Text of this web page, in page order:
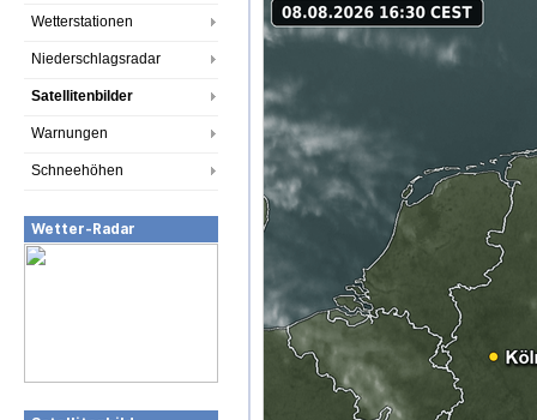
Wetterstationen
Niederschlagsradar
Satellitenbilder
Warnungen
Schneehöhen
Wetter-Radar